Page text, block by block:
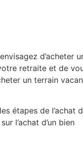
d’acheter
retraite et de
un terrain
étapes de l’achat
l’achat d’un bien